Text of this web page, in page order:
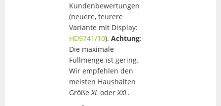
Kundenbewertungen
(neuere, teurere
Variante mit Display:
HD9741/10). Achtung:
Die maximale
Füllmenge ist gering.
Wir empfehlen den
meisten Haushalten
GrößeXL oderXXL.